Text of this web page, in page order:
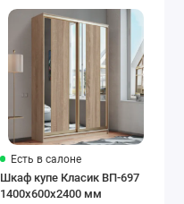
Есть в салоне
Шкаф купе Класик ВП-697
1400х600х2400 мм